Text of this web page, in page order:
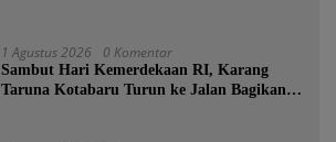
1 Agustus 2026 0 Komentar
Sambut Hari Kemerdekaan RI, Karang
Taruna Kotabaru Turun ke Jalan Bagikan